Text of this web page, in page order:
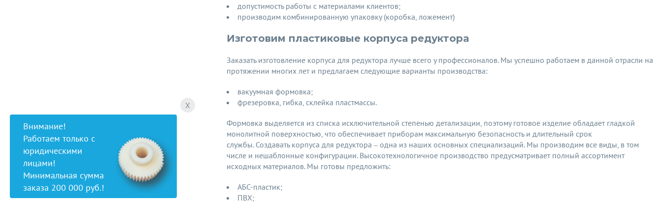
допустимость работы с материалами клиентов;
производим комбинированную упаковку (коробка, ложемент)
Изготовим пластиковые корпуса редуктора
Заказать изготовление корпуса для редуктора лучше всего у профессионалов. Мы успешно работаем в данной отрасли на
протяжении многих лет и предлагаем следующие варианты производства:
вакуумная формовка;
фрезеровка, гибка, склейка пластмассы.
Формовка выделяется из списка исключительной степенью детализации, поэтому готовое изделие обладает гладкой
монолитной поверхностью, что обеспечивает приборам максимальную безопасность и длительный срок
службы. Создавать корпуса для редуктора – одна из наших основных специализаций. Мы производим все виды, в том
числе и нешаблонные конфигурации. Высокотехнологичное производство предусматривает полный ассортимент
исходных материалов. Мы готовы предложить:
АБС-пластик;
ПВХ;
X
Внимание!
Работаем только с
юридическими
лицами!
Минимальная сумма
заказа 200 000 руб.!